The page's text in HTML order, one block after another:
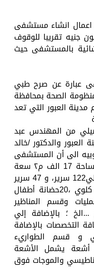
اعمال انشاء مستشفى
بتكلفة 320 مليون جنيه تقريبا للوقوف
بالمستشفى حيث
عبارة عن صرح طبي
الصحة بمحافظة
مدينة العبور التي تعد
من المهندس عبد
والدكتور /خالد
الى أن المستشفى
عبارة عن 6 مباني مقامة على مساحة 17 الف م٢ سعة
المستشفى 189 سرير إقامة داخلي122 سرير، و 47 سرير
عناية مركزة ، 20 ماكينة غسيل كلوي ،20حضانة أطفال
وقسم المناظير
؛ بالإضافة إلي
التخصصات بالإضافة
و قسم الطواريء
أشعة يشمل الأشعة
والموجات فوق